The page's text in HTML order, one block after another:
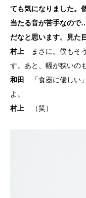
ても気になりました。
当たる音が苦手なの
だなと思います。見た
村上 まさに。僕もそ
す。あと、幅が狭いの
和田
「食器に優しい
よ。
村上 （笑）